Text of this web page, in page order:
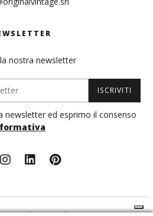
nostra newsletter
ISCRIVITI
newsletter ed esprimo il consenso